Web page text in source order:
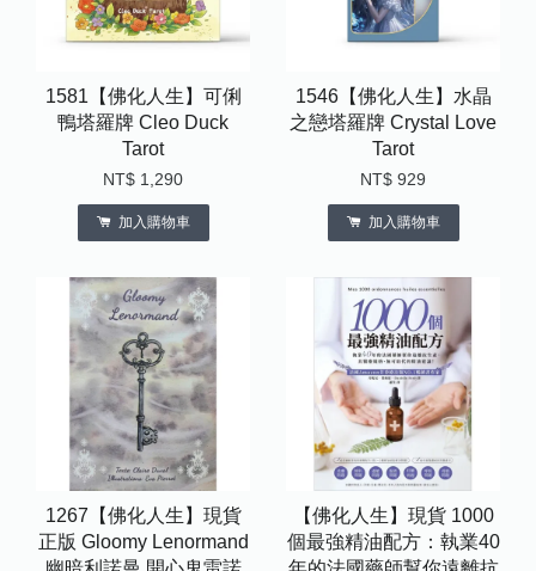
1581【佛化人生】可俐
鴨塔羅牌 Cleo Duck
Tarot
NT$ 1,290
加入購物車
1546【佛化人生】水晶
之戀塔羅牌 Crystal Love
Tarot
NT$ 929
加入購物車
1267【佛化人生】現貨
正版 Gloomy Lenormand
【佛化人生】現貨 1000
個最強精油配方：執業40